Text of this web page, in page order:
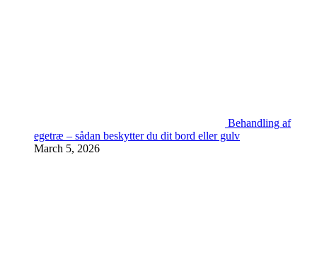
Behandling af
egetræ – sådan beskytter du dit bord eller gulv
March 5, 2026